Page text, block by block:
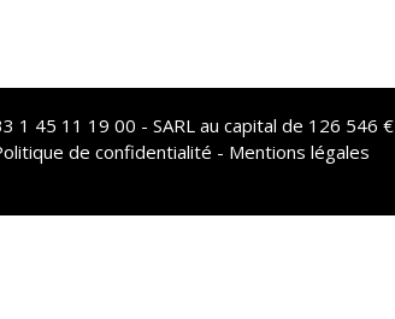
1 45 11 19 00 - SARL au capital de 126 546 €
de confidentialité - Mentions légales